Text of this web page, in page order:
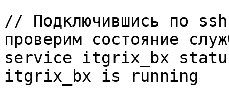
// Подключившись по
проверим состояние
service itgrix_bx
itgrix_bx is running